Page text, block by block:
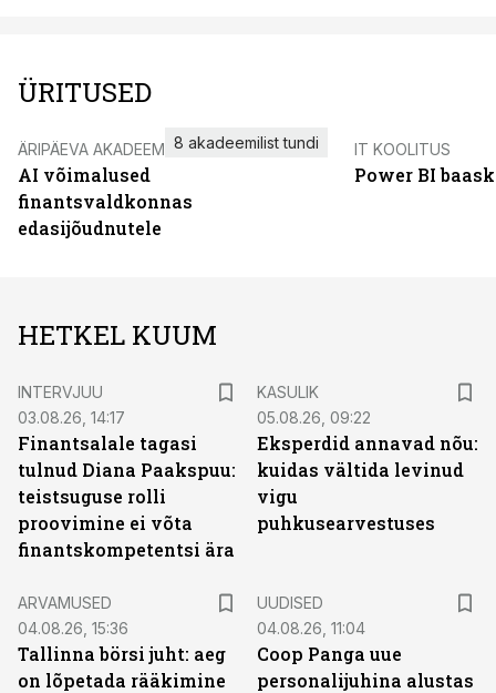
ÜRITUSED
ÄRIPÄEVA AKADEEMIA
AI võimalused
finantsvaldkonnas
edasijõudnutele
8 akadeemilist tundi IT KOOLITUS
Power BI
HETKEL KUUM
INTERVJUU
03.08.26, 14:17
Finantsalale tagasi
tulnud Diana Paakspuu:
teistsuguse rolli
proovimine ei võta
finantskompetentsi ära
KASULIK
05.08.26, 09:22
Eksperdid annavad nõu:
kuidas vältida levinud
vigu
puhkusearvestuses
ARVAMUSED
04.08.26, 15:36
Tallinna börsi juht: aeg
on lõpetada rääkimine
UUDISED
04.08.26, 11:04
Coop Panga uue
personalijuhina alustas